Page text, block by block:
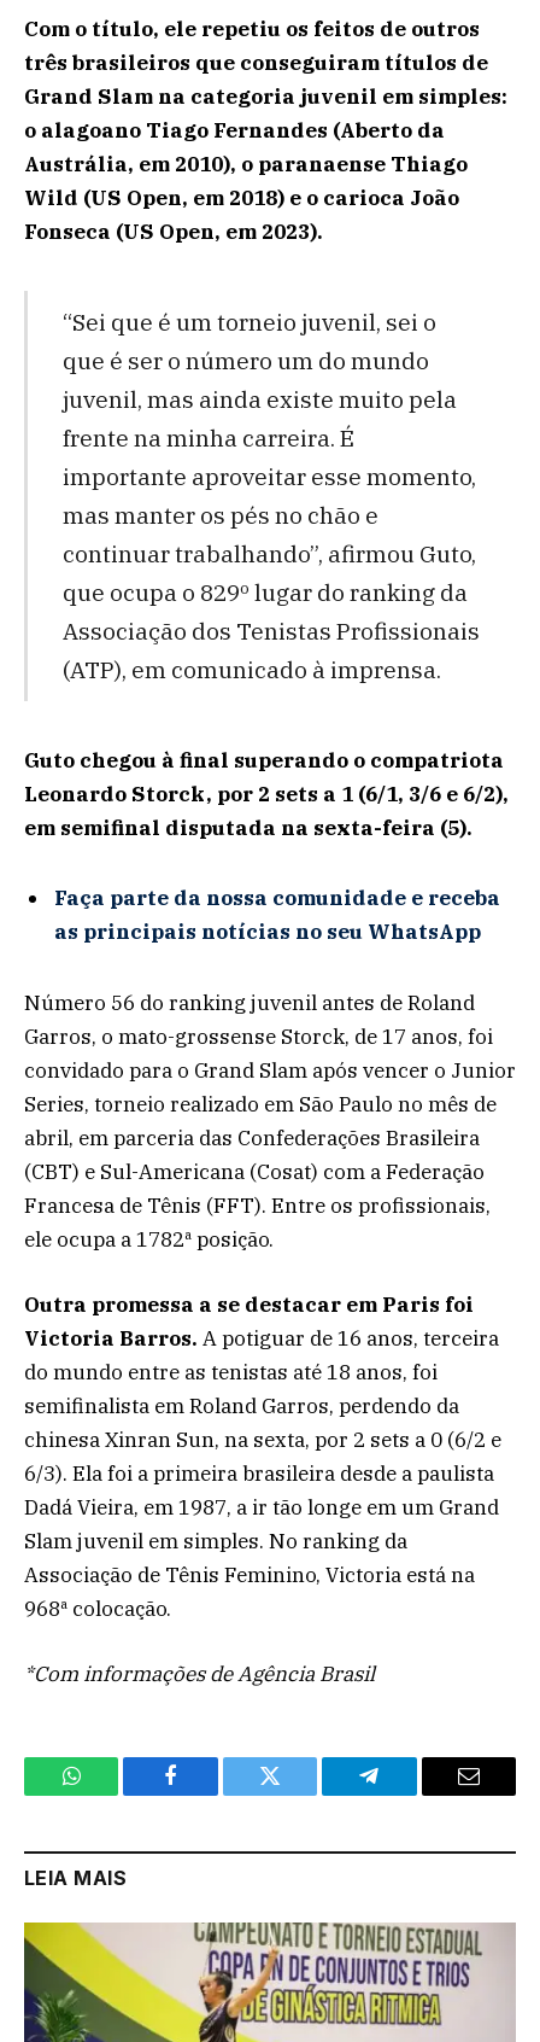
Com o título, ele repetiu os feitos de outros
três brasileiros que conseguiram títulos de
Grand Slam na categoria juvenil em simples:
o alagoano Tiago Fernandes (Aberto da
Austrália, em 2010), o paranaense Thiago
Wild (US Open, em 2018) e o carioca João
Fonseca (US Open, em 2023).
“Sei que é um torneio juvenil, sei o
que é ser o número um do mundo
juvenil, mas ainda existe muito pela
frente na minha carreira. É
importante aproveitar esse momento,
mas manter os pés no chão e
continuar trabalhando”, afirmou Guto,
que ocupa o 829º lugar do ranking da
Associação dos Tenistas Profissionais
(ATP), em comunicado à imprensa.
Guto chegou à final superando o compatriota
Leonardo Storck, por 2 sets a 1 (6/1, 3/6 e 6/2),
em semifinal disputada na sexta-feira (5).
Faça parte da nossa comunidade e receba
as principais notícias no seu WhatsApp
Número 56 do ranking juvenil antes de Roland
Garros, o mato-grossense Storck, de 17 anos, foi
convidado para o Grand Slam após vencer o Junior
Series, torneio realizado em São Paulo no mês de
abril, em parceria das Confederações Brasileira
(CBT) e Sul-Americana (Cosat) com a Federação
Francesa de Tênis (FFT). Entre os profissionais,
ele ocupa a 1782ª posição.
Outra promessa a se destacar em Paris foi
Victoria Barros. A potiguar de 16 anos, terceira
do mundo entre as tenistas até 18 anos, foi
semifinalista em Roland Garros, perdendo da
chinesa Xinran Sun, na sexta, por 2 sets a 0 (6/2 e
6/3). Ela foi a primeira brasileira desde a paulista
Dadá Vieira, em 1987, a ir tão longe em um Grand
Slam juvenil em simples. No ranking da
Associação de Tênis Feminino, Victoria está na
968ª colocação.
*Com informações de Agência Brasil
WhatsApp Facebook Twitter Telegram Email
LEIA MAIS